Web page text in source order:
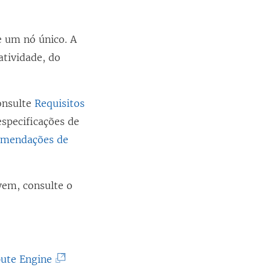
um nó único. A
do
Requisitos
de
de
consulte o
Engine (